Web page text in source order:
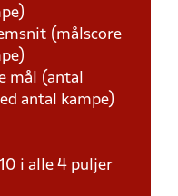
(målscore
mål (antal
antal kampe)
i alle 4 puljer